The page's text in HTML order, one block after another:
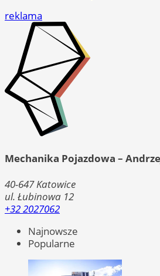
reklama
Mechanika Pojazdowa –
40-647Katowice
ul. Łubinowa 12
+32 2027062
Najnowsze
Popularne